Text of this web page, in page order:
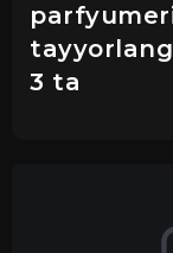
3 ta